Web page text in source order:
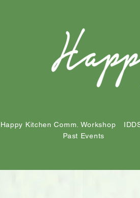
Happy Kitchen Comm. Workshop
Past Events